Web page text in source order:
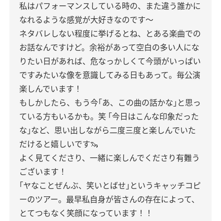
私はパフォーマンスしている時の、また違う誰かに
なれるような感覚が大好きなのです〜
ネタバレしない程度に挙げるとね、とある楽曲での
お話なんですけど。余裕があって空白の多い人にな
りたい日があれば、危なっかしくて今頭がいっぱい
ですみたいな像を意識してみる日もあって。毎公演
楽しんでいます！
もしかしたら、もう今｢あ、この曲の話かな｣と思っ
ている方もいるかも。笑 ｢今日はこんな印象だった
な｣など、思い出しながら二度三度と楽しんでいた
だけると嬉しいです🦦
よく見てくださり、一緒に楽しんでくださり有難う
ございます！
｢ヤなことぜんぶ、笑いとばせ｣というキャッチコピ
ーのツアー。最早私自身が皆さんの存在によって、
とてつもなく笑顔になっています！！